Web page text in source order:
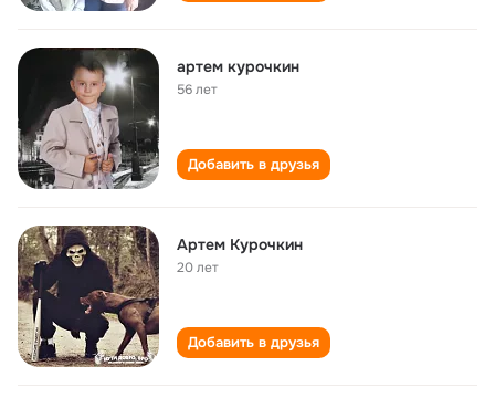
артем курочкин
56 лет
Добавить в друзья
Артем Курочкин
20 лет
Добавить в друзья